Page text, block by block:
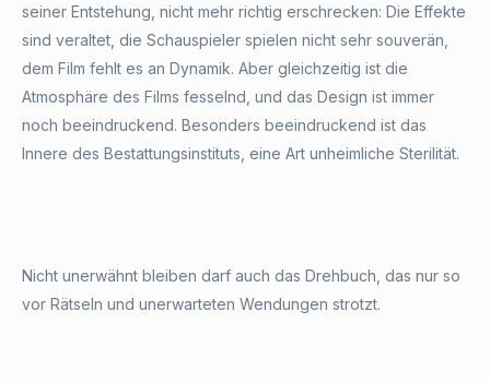
seiner Entstehung, nicht mehr richtig erschrecken: Die Effekte
sind veraltet, die Schauspieler spielen nicht sehr souverän,
dem Film fehlt es an Dynamik. Aber gleichzeitig ist die
Atmosphäre des Films fesselnd, und das Design ist immer
noch beeindruckend. Besonders beeindruckend ist das
Innere des Bestattungsinstituts, eine Art unheimliche Sterilität.
Nicht unerwähnt bleiben darf auch das Drehbuch, das nur so
vor Rätseln und unerwarteten Wendungen strotzt.